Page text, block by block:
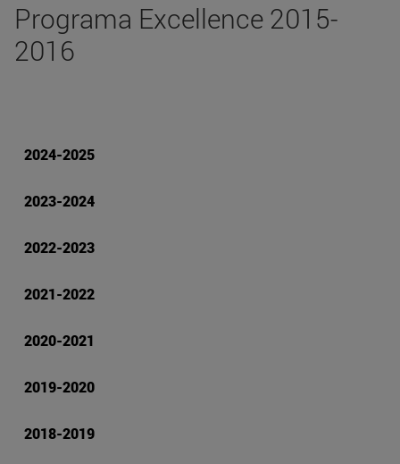
Programa Excellence 2015-
2016
2024-2025
2023-2024
2022-2023
2021-2022
2020-2021
2019-2020
2018-2019